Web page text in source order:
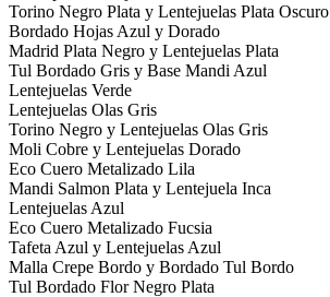
Torino Negro Plata y Lentejuelas Plata Oscuro
Bordado Hojas Azul y Dorado
Madrid Plata Negro y Lentejuelas Plata
Tul Bordado Gris y Base Mandi Azul
Lentejuelas Verde
Lentejuelas Olas Gris
Torino Negro y Lentejuelas Olas Gris
Moli Cobre y Lentejuelas Dorado
Eco Cuero Metalizado Lila
Mandi Salmon Plata y Lentejuela Inca
Lentejuelas Azul
Eco Cuero Metalizado Fucsia
Tafeta Azul y Lentejuelas Azul
Malla Crepe Bordo y Bordado Tul Bordo
Tul Bordado Flor Negro Plata